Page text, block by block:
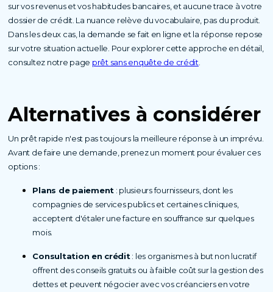
sur vos revenus et vos habitudes bancaires, et aucune trace à votre
dossier de crédit. La nuance relève du vocabulaire, pas du produit.
Dans les deux cas, la demande se fait en ligne et la réponse repose
sur votre situation actuelle. Pour explorer cette approche en détail,
consultez notre page prêt sans enquête de crédit
Alternatives à considérer
Un prêt rapide n'est pas toujours la meilleure réponse à un imprévu.
Avant de faire une demande, prenez un moment pour évaluer ces
options :
Plans de paiement : plusieurs fournisseurs, dont les
compagnies de services publics et certaines cliniques,
acceptent d'étaler une facture en souffrance sur quelques
mois.
Consultation en crédit: les organismes à but non lucratif
offrent des conseils gratuits ou à faible coût sur la gestion des
dettes et peuvent négocier avec vos créanciers en votre